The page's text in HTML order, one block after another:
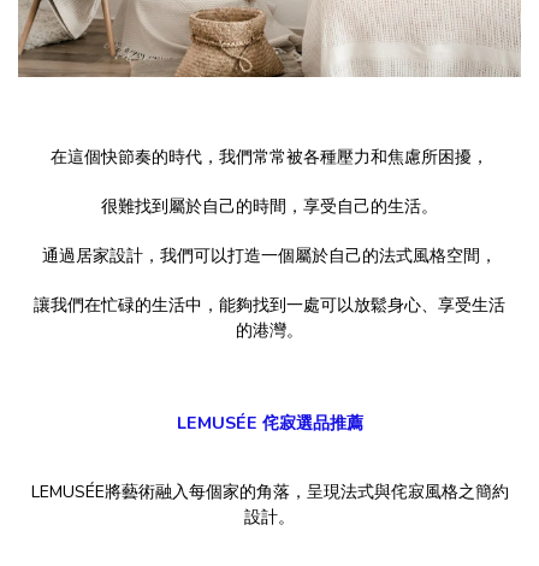
在這個快節奏的時代，我們常常被各種壓力和焦慮所困擾，
很難找到屬於自己的時間，享受自己的生活。
通過居家設計，我們可以打造一個屬於自己的法式風格空間，
讓我們在忙碌的生活中，能夠找到一處可以放鬆身心、享受生活
的港灣。
LEMUSÉE 侘寂選品推薦
LEMUSÉE將藝術融入每個家的角落，呈現法式與侘寂風格之簡約
設計。